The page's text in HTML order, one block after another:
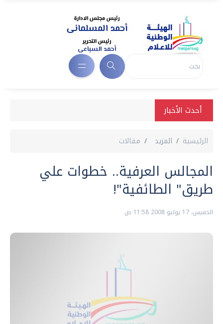
أحدث الأخبار
الرئيسية المزيد مقالات
المجالس العرفية‏..‏ خطوات علي
طريق‏"‏ الطائفية‏"!‏
الخميس، 17 يوليو 2008 11:58 ص